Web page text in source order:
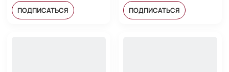
ПОДПИСАТЬСЯ ПОДПИСАТЬСЯ